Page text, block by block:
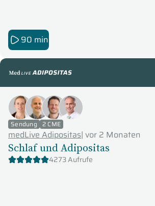
90 min
medLive Adipositas
Sendung 2 CME
medLive Adipositas| vor 2 Monaten
Schlaf und Adipositas
4273 Aufrufe